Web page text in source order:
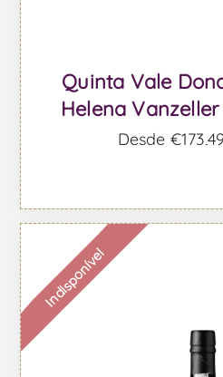
Quinta Vale
Helena
Desde
Indisponível